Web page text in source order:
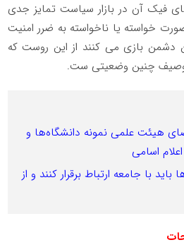
فیک آن در بازار سیاست تمایز جدی
خواسته یا ناخواسته به ضرر امنیت
دشمن بازی می کنند از این روست که
چنین وضعیتی ست.
هیئت علمی نمونه دانشگاه‌ها و
اسامی
باید با جامعه ارتباط برقرار کنند و از